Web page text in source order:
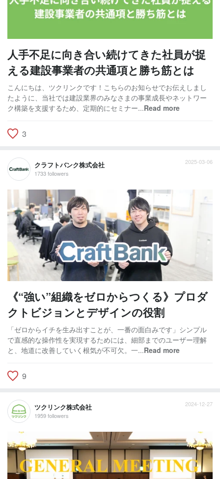
人手不足に向き合い続けてきた社員が捉
える建設事業者の共通項と勝ち筋とは
こんにちは、ツクリンクです！こちらのお知らせでお伝えしまし
たように、当社では建設業界のみなさまの事業成長やネットワー
ク構築を支援するため、定期的にセミナー...Read more
3
クラフトバンク株式会社
1733 followers
2025-03-06
《“強い”組織をゼロからつくる》プロダ
クトビジョンとデザインの役割
「ゼロからイチを生み出すことが、一番の面白みです」シンプル
で直感的な操作性を実現するためには、細部までのユーザー理解
と、地道に改善していく根気が不可欠。一...Read more
9
ツクリンク株式会社
1959 followers
2024-12-27